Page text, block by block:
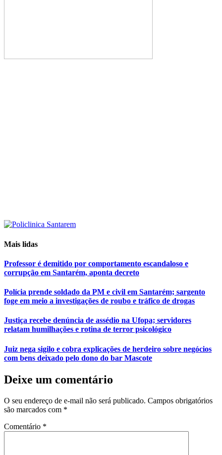
Mais lidas
Professor é demitido por comportamento escandaloso e
corrupção em Santarém, aponta decreto
Polícia prende soldado da PM e civil em Santarém; sargento
foge em meio a investigações de roubo e tráfico de drogas
Justiça recebe denúncia de assédio na Ufopa; servidores
relatam humilhações e rotina de terror psicológico
Juiz nega sigilo e cobra explicações de herdeiro sobre negócios
com bens deixado pelo dono do bar Mascote
Deixe um comentário
O seu endereço de e-mail não será publicado. Campos obrigatórios
são marcados com *
Comentário *